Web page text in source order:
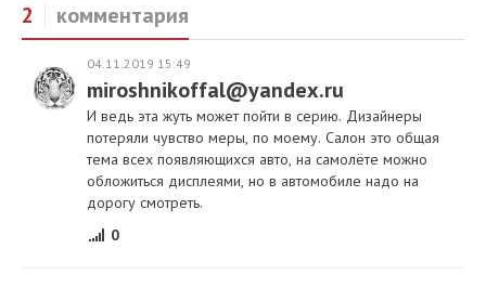
2 комментария
04.11.2019 15:49
miroshnikoffal@yandex.ru
И ведь эта жуть может пойти в серию. Дизайнеры
потеряли чувство меры, по моему. Салон это общая
тема всех появляющихся авто, на самолёте можно
обложиться дисплеями, но в автомобиле надо на
дорогу смотреть.
0